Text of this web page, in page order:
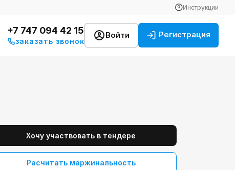
Инструкции
+7 747 094 42 15
заказать звонок
Войти Регистрация
Хочу участвовать в тендере
Расчитать маржинальность